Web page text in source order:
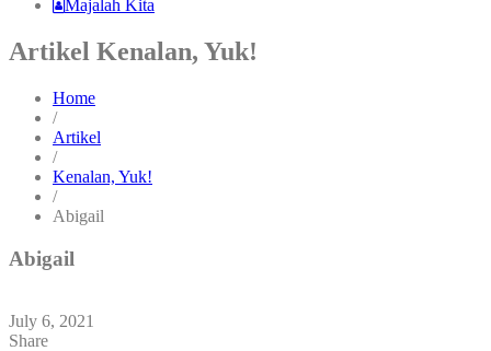
Majalah Kita
Artikel Kenalan, Yuk!
Home
/
Artikel
/
Kenalan, Yuk!
/
Abigail
Abigail
July 6, 2021
Share